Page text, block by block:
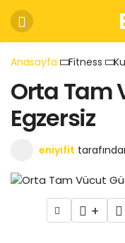
Anasayfa Fitness
Orta Tam
Egzersiz
eniyifit
+